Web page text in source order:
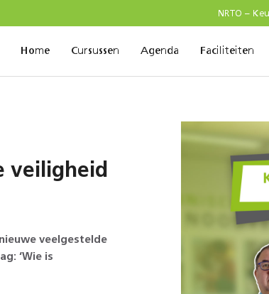
NRTO –
Home Cursussen Agenda Faciliteiten
veiligheid
veelgestelde
‘Wie is